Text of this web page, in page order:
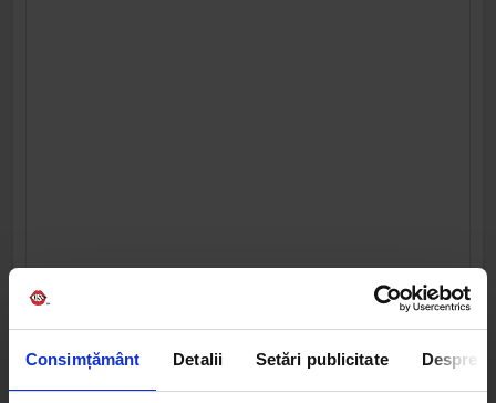
Consimțământ Detalii Setări publicitate Despre